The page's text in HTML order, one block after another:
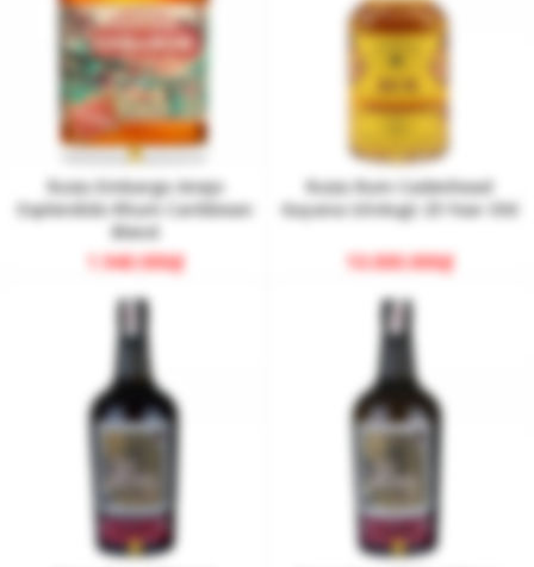
Rượu Embargo Anejo
Esplendido Rhum Caribbean
Blend
1.940.000₫
Rượu Rum Cadenhead
Guyana Uitvlugt 25 Year Old
10.000.000₫